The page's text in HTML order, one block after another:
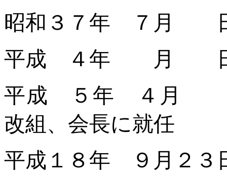
昭和３７年 ７月
平成 ４年 月 日
平成 ５年 ４月 日
改組、会長に就任
平成１８年 ９月２３